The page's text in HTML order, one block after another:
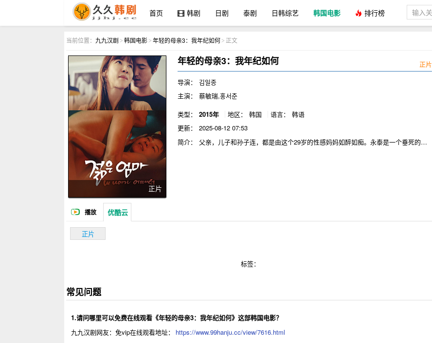
九九汉剧
首页 韩剧 日剧 泰剧 日韩综艺 韩国电影 排行榜
当前位置： 九九汉剧 > 韩国电影 > 年轻的母亲3：我年纪如何 > 正文
正片
年轻的母亲3：我年纪如何
正片
导演：
김일종
主演：
蔡敏瑞,홍서준
类型：
2015年 地区： 韩国 语言：
韩语
更新：
2025-08-12 07:53
简介：
父亲，儿子和孙子连，都是由这个29岁的性感妈妈如醉如痴。永泰是一个垂死的癌
播放 优酷云
正片
标签：
常见问题
1.请问哪里可以免费在线观看《年轻的母亲3：我年纪如何》这部韩国电影？
九九汉剧网友：免vip在线观看地址：
https://www.99hanju.cc/view/7616.html